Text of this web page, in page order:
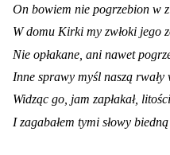
On bowiem nie pogrzebion w
W domu Kirki my zwłoki jego
Nie opłakane, ani nawet
Inne sprawy myśl naszą rwały
Widząc go, jam zapłakał,
I zagabałem tymi słowy